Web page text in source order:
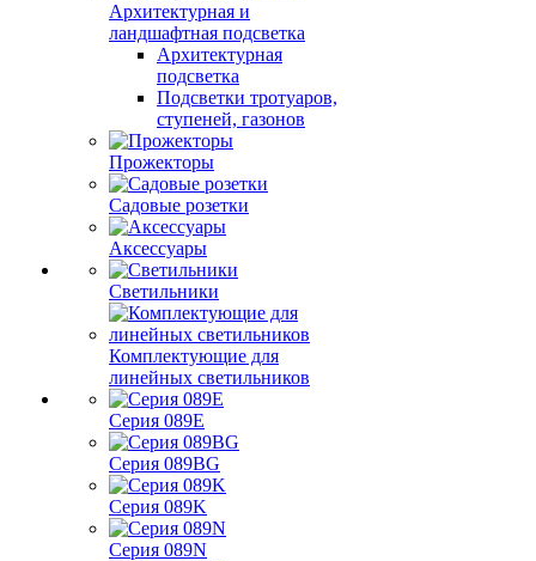
Архитектурная и
ландшафтная подсветка
Архитектурная
подсветка
Подсветки тротуаров,
ступеней, газонов
Прожекторы
Садовые розетки
Аксессуары
Светильники
Комплектующие для
линейных светильников
Серия 089E
Серия 089BG
Серия 089K
Серия 089N